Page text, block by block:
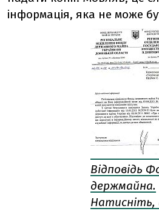
інформація, яка не може
Відповідь
держмайна.